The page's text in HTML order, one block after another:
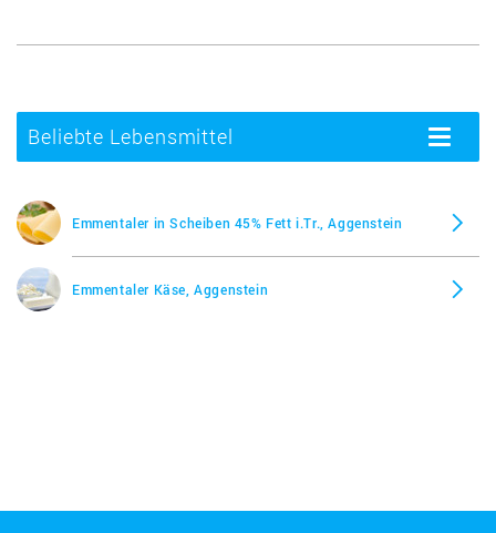
Beliebte Lebensmittel
Toggle
Emmentaler in Scheiben 45% Fett i.Tr., Aggenstein
Emmentaler Käse, Aggenstein